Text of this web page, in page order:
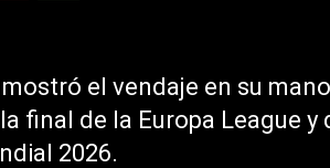
el vendaje en su
final de la Europa League
2026.